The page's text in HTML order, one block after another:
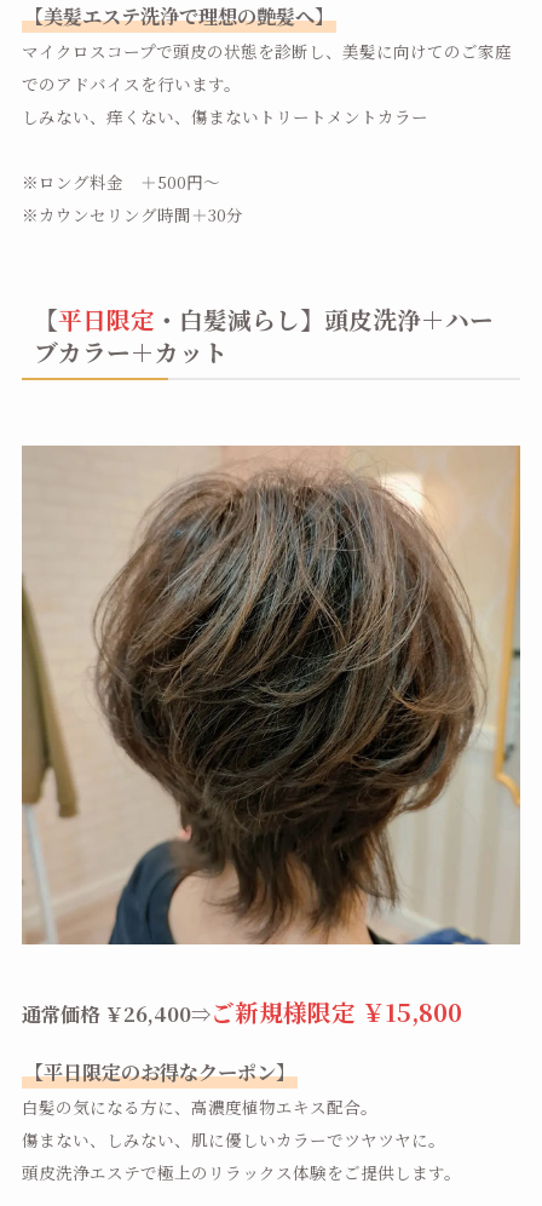
【美髪エステ洗浄で理想の艶髪へ】
マイクロスコープで頭皮の状態を診断し、美髪に向けてのご家庭
でのアドバイスを行います。
しみない、痒くない、傷まないトリートメントカラー
※ロング料金 ＋500円～
※カウンセリング時間＋30分
【平日限定 ・白髪減らし】頭皮洗浄＋ハー
ブカラー＋カット
通常価格 ￥26,400⇒ご新規様限定 ￥15,800
【平日限定のお得なクーポン】
白髪の気になる方に、高濃度植物エキス配合。
傷まない、しみない、肌に優しいカラーでツヤツヤに。
頭皮洗浄エステで極上のリラックス体験をご提供します。